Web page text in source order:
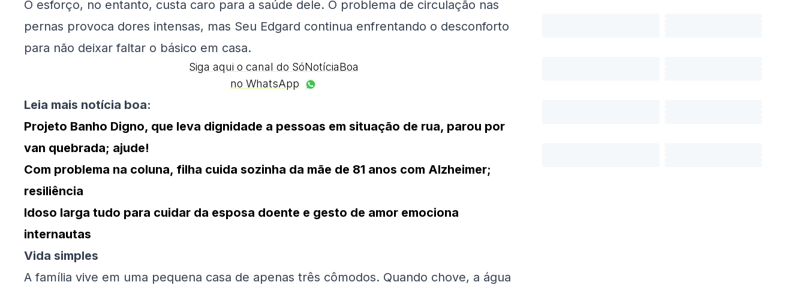
O esforço, no entanto, custa caro para a saúde dele. O problema de circulação nas
pernas provoca dores intensas, mas Seu Edgard continua enfrentando o desconforto
para não deixar faltar o básico em casa.
Siga aqui o canal do SóNotíciaBoa
no WhatsApp
Leia mais notícia boa:
Projeto Banho Digno, que leva dignidade a pessoas em situação de rua, parou por
van quebrada; ajude!
Com problema na coluna, filha cuida sozinha da mãe de 81 anos com Alzheimer;
resiliência
Idoso larga tudo para cuidar da esposa doente e gesto de amor emociona
internautas
Vida simples
A família vive em uma pequena casa de apenas três cômodos. Quando chove, a água